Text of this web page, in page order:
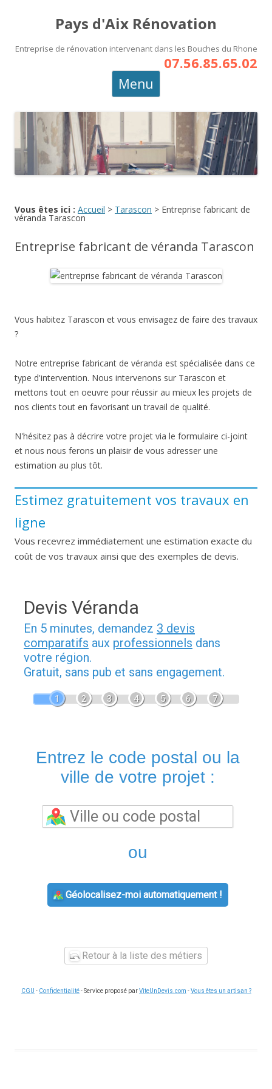
Pays d'Aix Rénovation
Entreprise de rénovation intervenant dans les Bouches du Rhone
07.56.85.65.02
Menu
Vous êtes ici : Accueil > Tarascon > Entreprise fabricant de
véranda Tarascon
Entreprise fabricant de véranda Tarascon
Vous habitez Tarascon et vous envisagez de faire des travaux
?
Notre entreprise fabricant de véranda est spécialisée dans ce
type d'intervention. Nous intervenons sur Tarascon et
mettons tout en oeuvre pour réussir au mieux les projets de
nos clients tout en favorisant un travail de qualité.
N'hésitez pas à décrire votre projet via le formulaire ci-joint
et nous nous ferons un plaisir de vous adresser une
estimation au plus tôt.
Estimez gratuitement vos travaux en
ligne
Vous recevrez immédiatement une estimation exacte du
coût de vos travaux ainsi que des exemples de devis.
Devis Véranda
En 5 minutes, demandez 3 devis
comparatifs aux professionnels dans
votre région.
Gratuit, sans pub et sans engagement.
1 2 3 4 5 6 7
Entrez le code postal ou la
ville de votre projet :
ou
Géolocalisez-moi automatiquement !
Retour à la liste des métiers
CGU - Confidentialité- Service proposé parViteUnDevis.com -Vous êtes un artisan ?